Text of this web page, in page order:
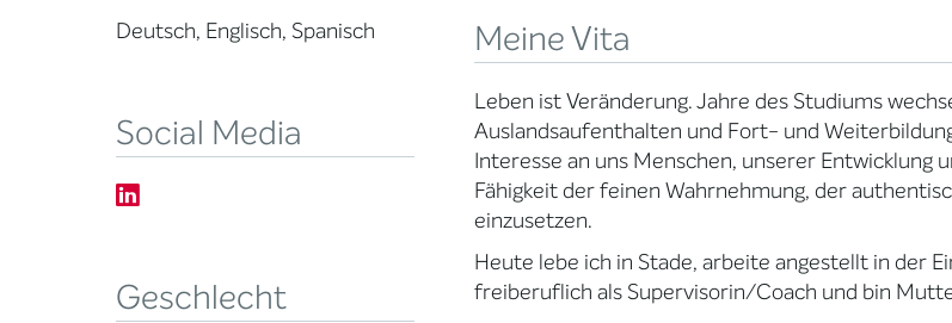
Deutsch, Englisch, Spanisch
Social Media
Geschlecht
Meine Vita
Leben ist Veränderung. Jahre des Studiums
Auslandsaufenthalten und Fort- und
Interesse an uns Menschen, unserer
Fähigkeit der feinen Wahrnehmung, der
einzusetzen.
Heute lebe ich in Stade, arbeite angestellt in der
freiberuflich als Supervisorin/Coach und bin